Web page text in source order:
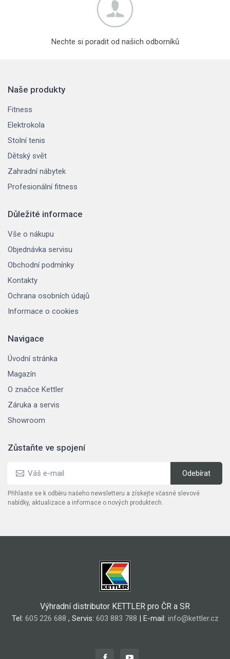
Nechte si poradit od našich odborníků
Naše produkty
Fitness
Elektrokola
Stolní tenis
Dětský svět
Zahradní nábytek
Profesionální fitness
Důležité informace
Vše o nákupu
Objednávka servisu
Obchodní podmínky
Kontakty
Ochrana osobních údajů
Informace o cookies
Navigace
Úvodní stránka
Magazín
O značce Kettler
Záruka a servis
Showroom
Zůstaňte ve spojení
Přihlaste se k odběru našeho newsletteru a získejte včasné slevové
nabídky, aktualizace a informace o nových produktech.
Výhradní distributor KETTLER pro ČR a SR
Tel: 605 226 688 , Servis: 603 883 788 | E-mail: info@kettler.cz